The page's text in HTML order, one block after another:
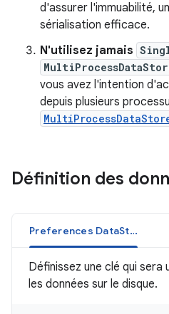
d'assurer l'immuabilité,
sérialisation efficace.
N'utilisez jamais
vous avez l'intention
depuis plusieurs
Définition des
Preferences DataStore
Définissez une clé qui
les données sur le disque.